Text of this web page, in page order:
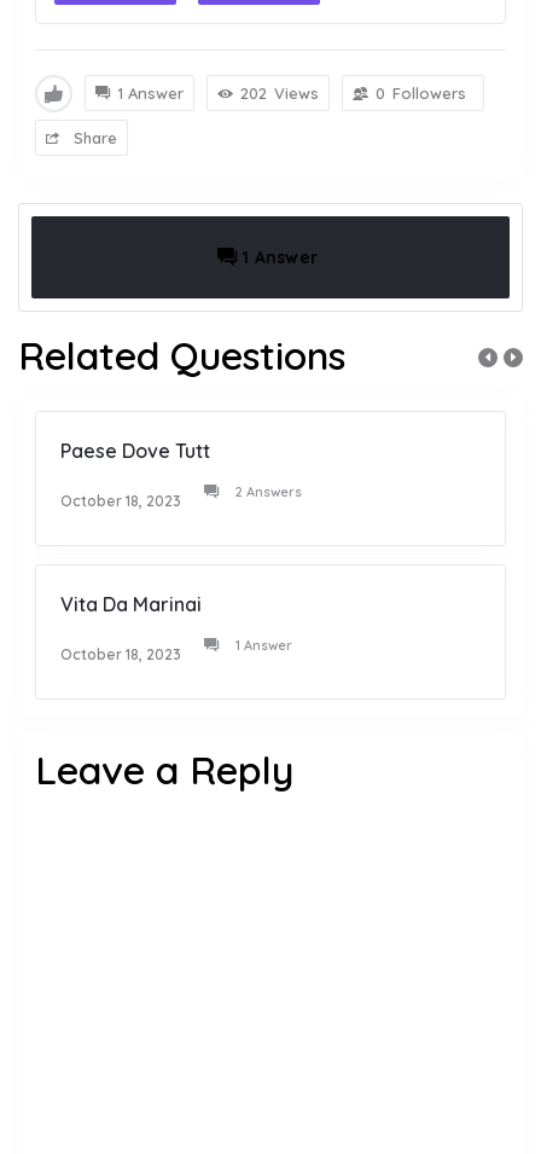
1 Answer 202 Views 0 Followers
Share
1 Answer
Related Questions
Paese Dove Tutt
October 18, 2023 2 Answers
Vita Da Marinai
October 18, 2023 1 Answer
Leave a Reply